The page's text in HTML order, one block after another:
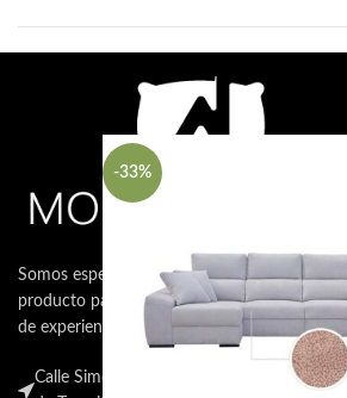
Productos
-33%
Somos especialistas en la venta de muebles y
producto para el descanso con más de 10
de experiencias en el sector.
Calle Simón Bolívar Nº40 , 38007 , Santa